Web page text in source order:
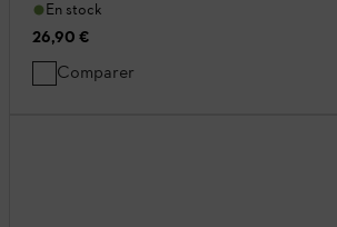
En stock
26,90 €
Comparer